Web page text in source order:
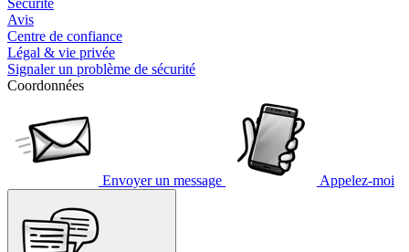
Sécurité
Avis
Centre de confiance
Légal & vie privée
Signaler un problème de sécurité
Coordonnées
Envoyer un message Appelez-moi